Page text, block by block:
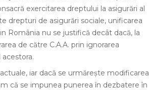
exercitarea dreptului la asigurări al
drepturi de asigurări sociale, unificarea
România nu se justifică decât dacă, la
de către C.A.A. prin ignorarea
iar dacă se urmărește modificarea
că se impunea punerea în dezbatere în